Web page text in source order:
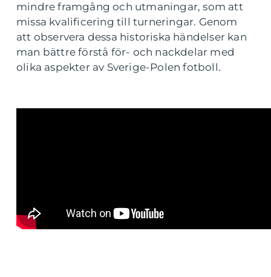
mindre framgång och utmaningar, som att
missa kvalificering till turneringar. Genom
att observera dessa historiska händelser kan
man bättre förstå för- och nackdelar med
olika aspekter av Sverige-Polen fotboll.